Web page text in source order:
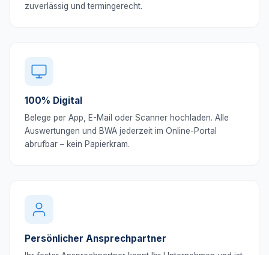
zuverlässig und termingerecht.
100% Digital
Belege per App, E-Mail oder Scanner hochladen. Alle
Auswertungen und BWA jederzeit im Online-Portal
abrufbar – kein Papierkram.
Persönlicher Ansprechpartner